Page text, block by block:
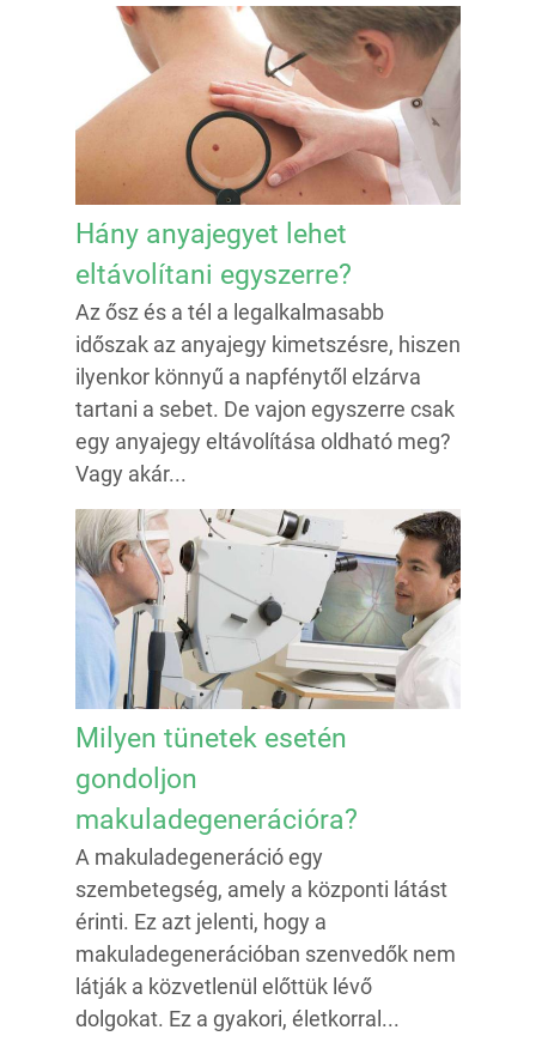
Hány anyajegyet lehet
eltávolítani egyszerre?
Az ősz és a tél a legalkalmasabb
időszak az anyajegy kimetszésre, hiszen
ilyenkor könnyű a napfénytől elzárva
tartani a sebet. De vajon egyszerre csak
egy anyajegy eltávolítása oldható meg?
Vagy akár...
Milyen tünetek esetén
gondoljon
makuladegenerációra?
A makuladegeneráció egy
szembetegség, amely a központi látást
érinti. Ez azt jelenti, hogy a
makuladegenerációban szenvedők nem
látják a közvetlenül előttük lévő
dolgokat. Ez a gyakori, életkorral...